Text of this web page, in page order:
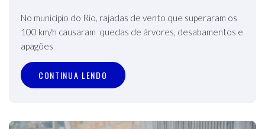
No município do Rio, rajadas de vento que superaram os
100 km/h causaram quedas de árvores, desabamentos e
apagões
CONTINUA LENDO